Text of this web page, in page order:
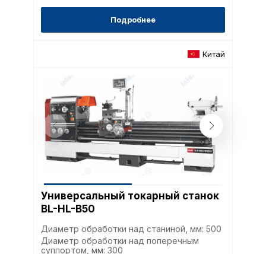
Подробнее
Китай
Универсальный токарный станок
BL-HL-B50
Диаметр обработки над станиной, мм: 500
Диаметр обработки над поперечным
суппортом, мм: 300